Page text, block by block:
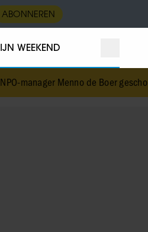
ABONNEREN
WEEKEND
Menno de Boer geschorst na